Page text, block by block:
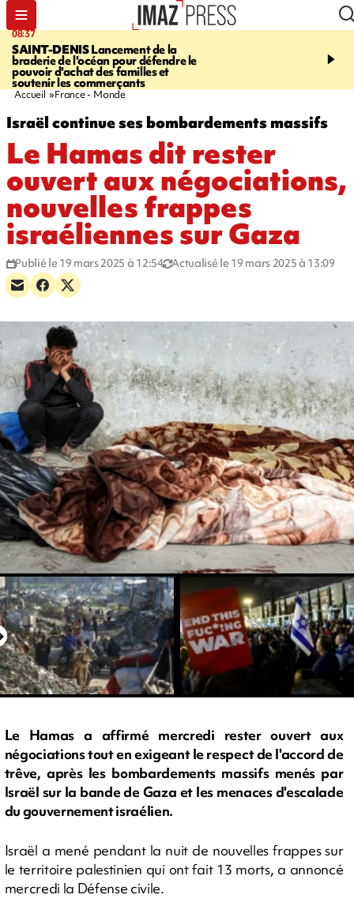
08:37
SAINT-DENISLancement de la
braderie de l'océan pour défendre le
pouvoir d'achat des familles et
soutenir les commerçants
10:44
dragons paradent
Accueil France - Monde
Israël continue ses bombardements massifs
Le Hamas dit rester
ouvert aux négociations,
nouvelles frappes
israéliennes sur Gaza
Publié le 19 mars 2025 à 12:54 Actualisé le 19 mars 2025 à 13:09
Le Hamas a affirmé mercredi rester ouvert aux
négociations tout en exigeant le respect de l'accord de
trêve, après les bombardements massifs menés par
Israël sur la bande de Gaza et les menaces d'escalade
du gouvernement israélien.
Israël a mené pendant la nuit de nouvelles frappes sur
le territoire palestinien qui ont fait 13 morts, a annoncé
mercredi la Défense civile.